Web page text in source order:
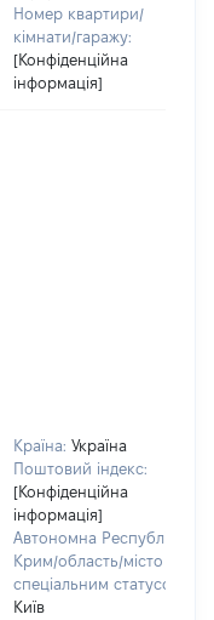
Номер квартири/
кімнати/гаражу:
[Конфіденційна
інформація]
Країна: Україна
Поштовий індекс:
[Конфіденційна
інформація]
Автономна Республіка
Крим/область/місто зі
спеціальним статусом:
Київ